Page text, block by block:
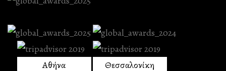
Αθήνα Θεσσαλονίκη